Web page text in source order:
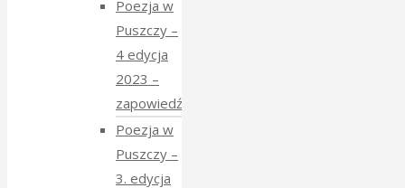
Poezja w
Puszczy –
4 edycja
2023 –
zapowiedź
Poezja w
Puszczy –
3. edycja